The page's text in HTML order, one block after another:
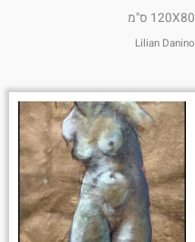
120X80 ס"מ
Lilian Danino